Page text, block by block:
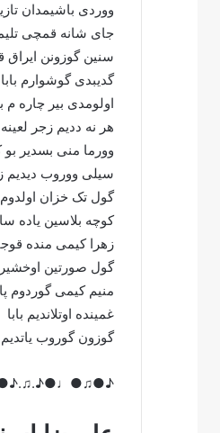
ووردی باشیمدان
جای شانه قمچی
سنین گوزونن ایراق
گدیبدی گوشوارم
اولومدی بیر چاره م
هر نه ددیم زجر
وورما منی بسدیر
سیلی ووروب
گول تک خزان
کوچه بلاسین یاده
زهرا کیمی منده
گول صورتین
منیم کیمی گوردوم
غمینده اوتلاندیم
گوزون گوروب